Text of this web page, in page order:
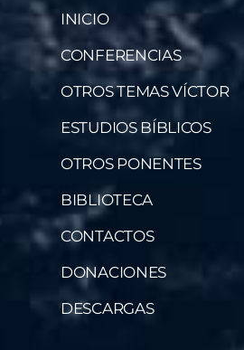
INICIO
CONFERENCIAS
OTROS TEMAS VÍCTOR
ESTUDIOS BÍBLICOS
OTROS PONENTES
BIBLIOTECA
CONTACTOS
DONACIONES
DESCARGAS